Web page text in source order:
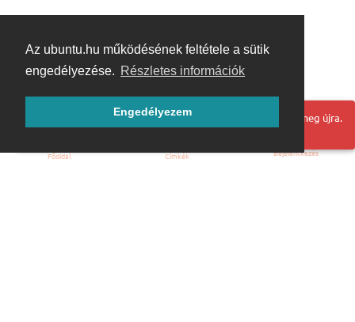
Az ubuntu.hu működésének feltétele a sütik
engedélyezése. Részletes információk
Engedélyezem
Hoppá! Valami hiba történt. Frissítse az oldalt és próbálja meg újra.
Főoldal Címkék Bejelentkezés